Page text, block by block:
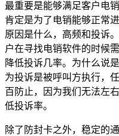
最重要是能够满足客户电
肯定是为了电销能够正常
原因是什么，高频和投诉
户在寻找电销软件的时候
降低投诉几率。为什么说
为投诉是被呼叫方执行，
百防止，因为我们无法左
低投诉率。
除了防封卡之外，稳定的